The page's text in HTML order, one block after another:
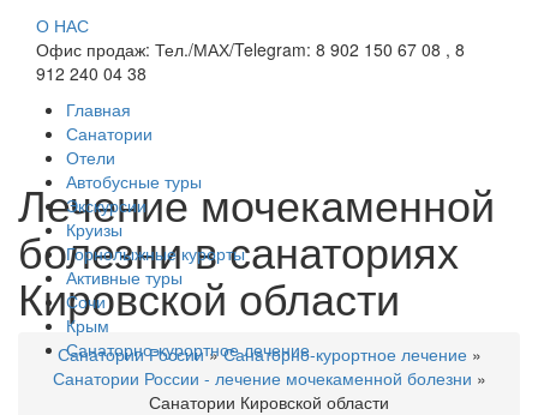
О НАС
Офис продаж: Тел./МАХ/Telegram: 8 902 150 67 08 , 8
912 240 04 38
Главная
Санатории
Отели
Автобусные туры
Экскурсии
Круизы
Горнолыжные курорты
Активные туры
Сочи
Крым
Санаторно-курортное лечение
Лечение мочекаменной
болезни в санаториях
Кировской области
Санатории России»Санаторно-курортное лечение»
Санатории России - лечение мочекаменной болезни »
Санатории Кировской области